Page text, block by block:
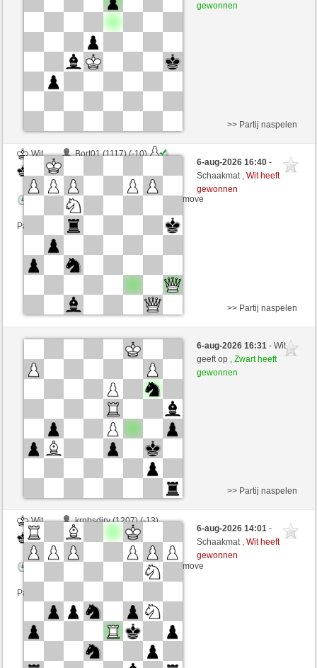
Speelduur: 3 minutes/side + 3 seconds/move
Partij telt mee voor de ranglijst
gewonnen
Wit
Bort01 (1117) (-10)
Zwart
Speelduur: 3 minutes/side + 3 seconds/move
Partij telt mee voor de ranglijst
>> Partij naspelen
6-aug-2026 16:40-
Schaakmat ,Wit heeft
gewonnen
Wit
meminghen (1254) (+17)
senzienti (1275) (-17)
Speelduur: 3 minutes/side + 3 seconds/move
Partij telt mee voor de ranglijst
>> Partij naspelen
6-aug-2026 16:31- Wit
geeft op ,Zwart heeft
gewonnen
Wit
krpbsdjrv (1207) (-13)
Zwart
senzienti (1262) (+13)
Speelduur: 3 minutes/side + 3 seconds/move
Partij telt mee voor de ranglijst
>> Partij naspelen
6-aug-2026 14:01-
Schaakmat ,Wit heeft
gewonnen